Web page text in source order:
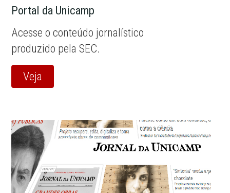
Portal da Unicamp
Acesse o conteúdo jornalístico
produzido pela SEC.
Veja